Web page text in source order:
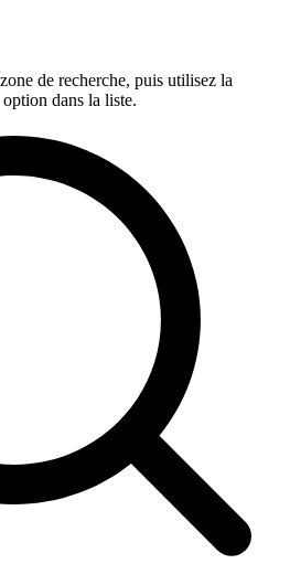
de recherche, puis utilisez la
dans la liste.